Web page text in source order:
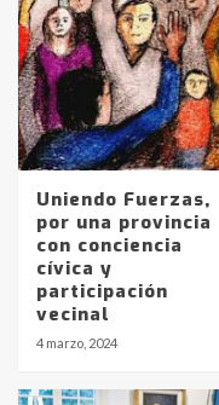
Uniendo Fuerzas,
por una provincia
con conciencia
cívica y
participación
vecinal
4 marzo, 2024